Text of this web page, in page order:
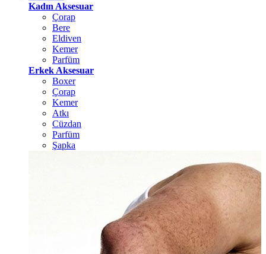
Kadın Aksesuar
Çorap
Bere
Eldiven
Kemer
Parfüm
Erkek Aksesuar
Boxer
Çorap
Kemer
Atkı
Cüzdan
Parfüm
Şapka